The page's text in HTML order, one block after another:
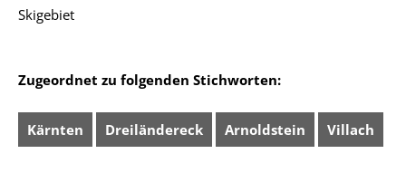
Skigebiet
Zugeordnet zu folgenden Stichworten:
Kärnten Dreiländereck Arnoldstein Villach